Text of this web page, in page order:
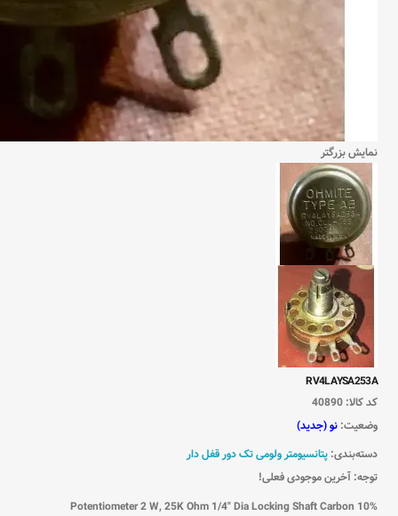
نمایش بزرگتر
RV4LAYSA253A
کد کالا: 40890
وضعیت: نو (جدید)
دسته‌بندی: پتانسیومتر ولومی تک دور قفل دار
توجه: آخرین موجودی فعلی!
Potentiometer 2 W, 25K Ohm 1/4" Dia Locking Shaft Carbon 10%